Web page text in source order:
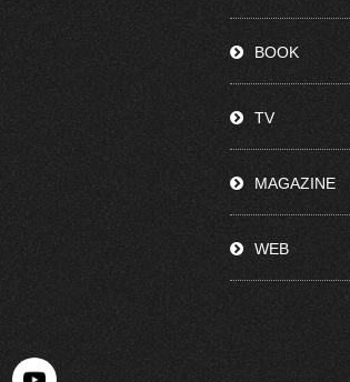
BOOK
TV
MAGAZINE
WEB